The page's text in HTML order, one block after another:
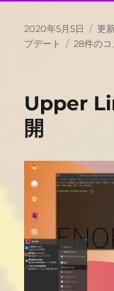
投
稿
2020年5月5日
カ
テ
更
プデート
Caramel
開
28件のコ
Upper
開